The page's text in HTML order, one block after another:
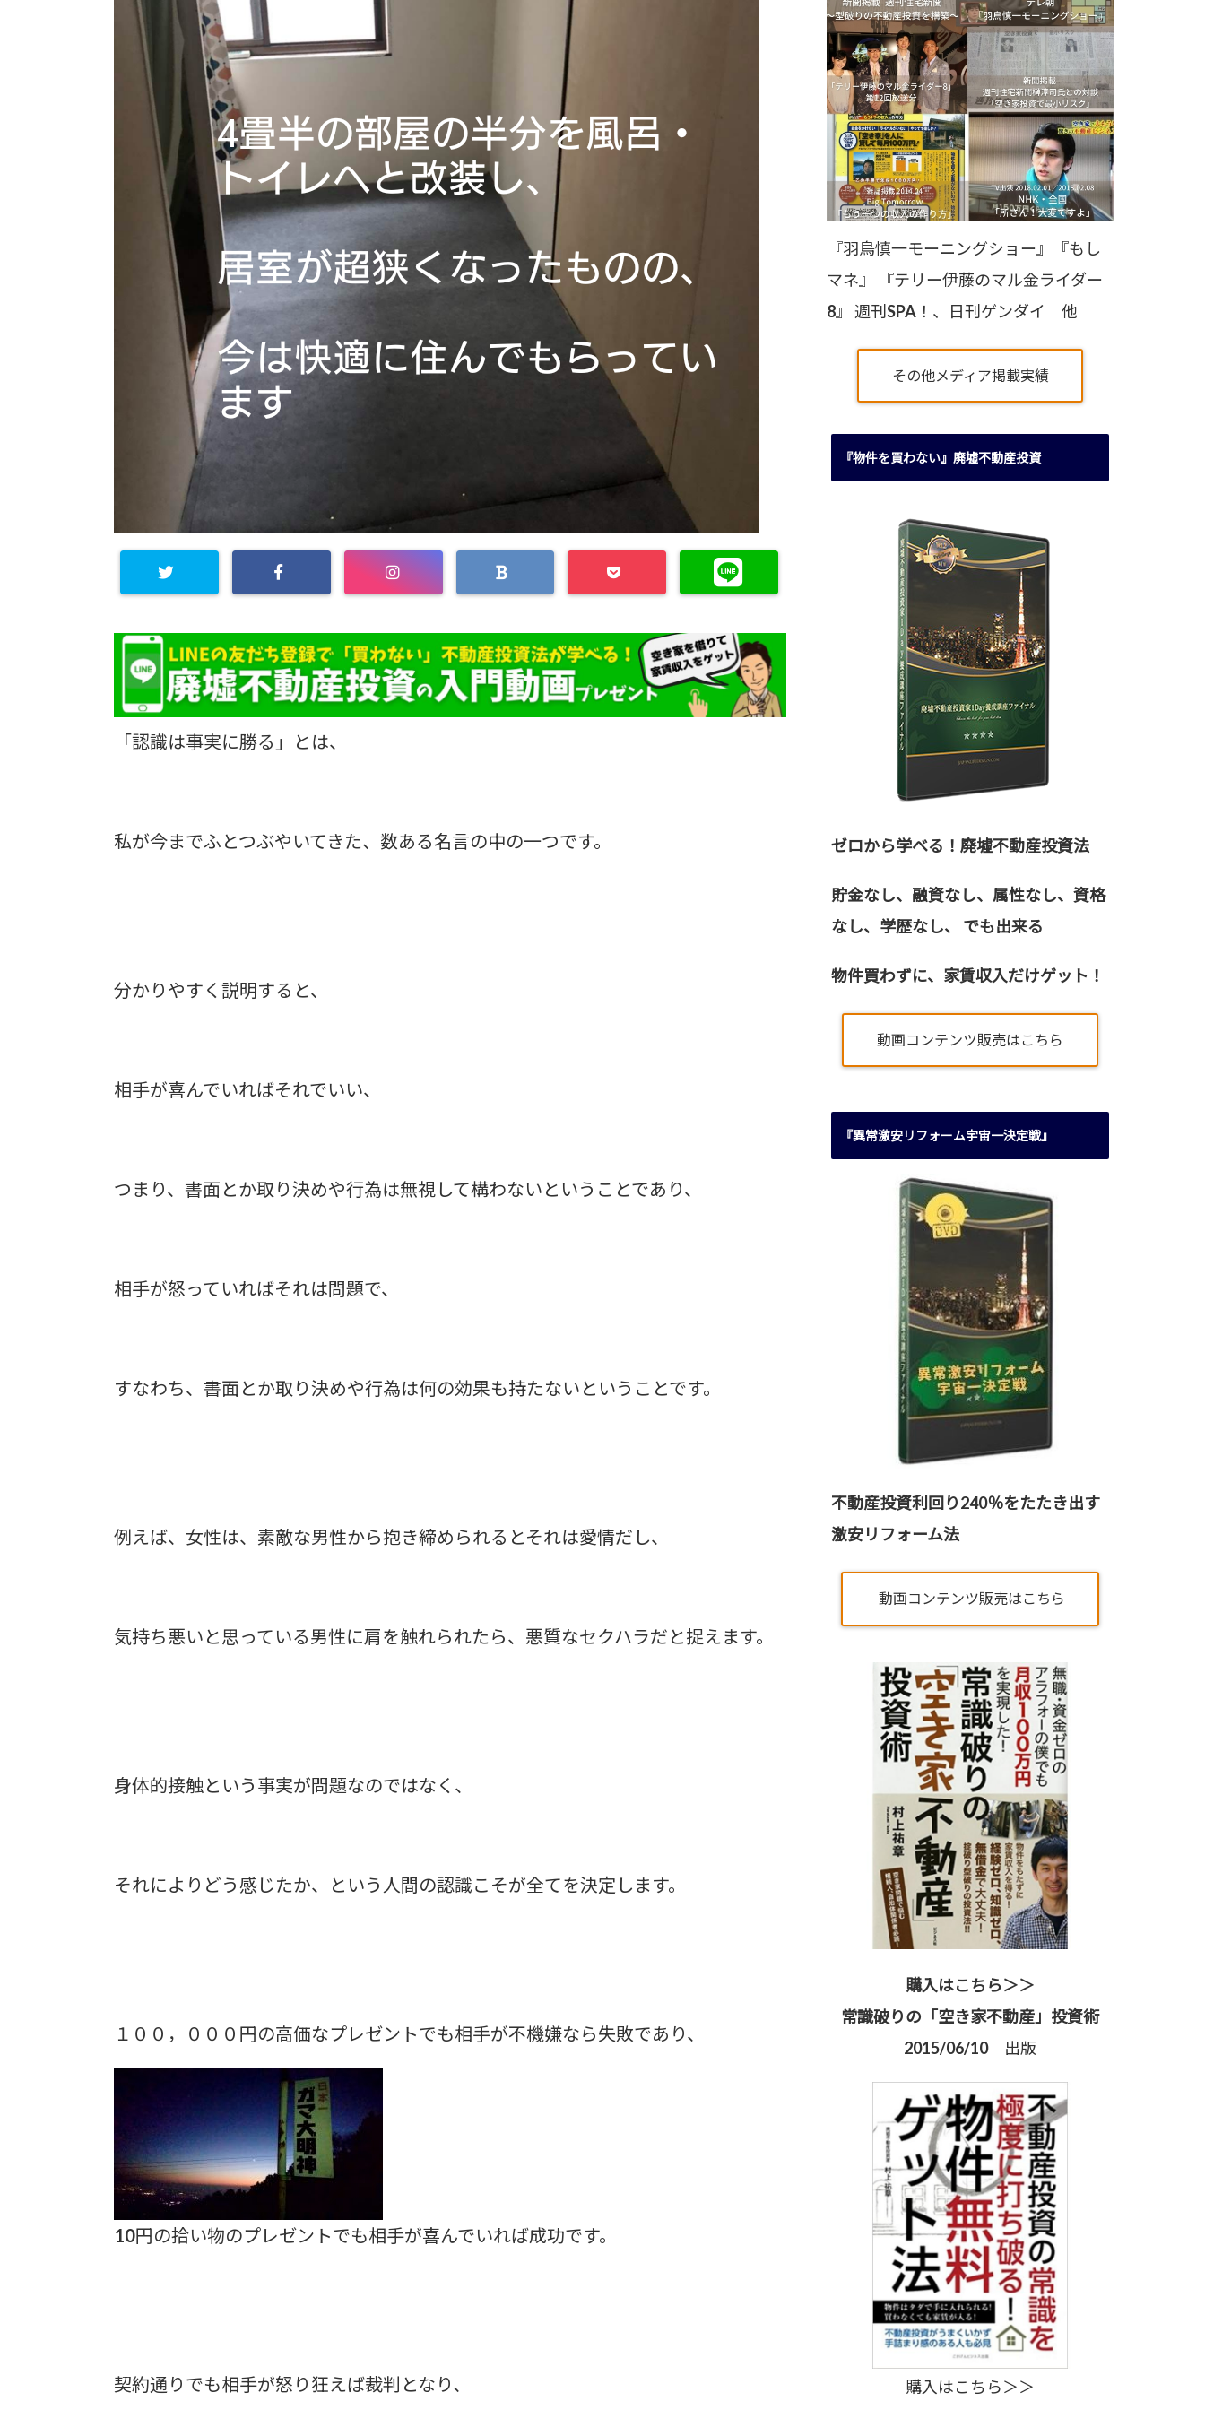
「認識は事実に勝る」とは、
私が今までふとつぶやいてきた、数ある名言の中の一つです。
分かりやすく説明すると、
相手が喜んでいればそれでいい、
つまり、書面とか取り決めや行為は無視して構わないということであり、
相手が怒っていればそれは問題で、
すなわち、書面とか取り決めや行為は何の効果も持たないということです。
例えば、女性は、素敵な男性から抱き締められるとそれは愛情だし、
気持ち悪いと思っている男性に肩を触れられたら、悪質なセクハラだと捉えます。
身体的接触という事実が問題なのではなく、
それによりどう感じたか、という人間の認識こそが全てを決定します。
１００，０００円の高価なプレゼントでも相手が不機嫌なら失敗であり、
10円の拾い物のプレゼントでも相手が喜んでいれば成功です。
契約通りでも相手が怒り狂えば裁判となり、
『羽鳥慎一モーニングショー』『もし
マネ』 『テリー伊藤のマル金ライダー
8』 週刊SPA！、日刊ゲンダイ 他
その他メディア掲載実績
『物件を買わない』廃墟不動産投資
ゼロから学べる！廃墟不動産投資法
貯金なし、融資なし、属性なし、資格
なし、 学歴なし、 でも出来る
物件買わずに、家賃収入だけゲット！
動画コンテンツ販売はこちら
『異常激安リフォーム宇宙一決定戦』
不動産投資利回り240％をたたき出す
激安リフォーム法
動画コンテンツ販売はこちら
購入はこちら＞＞
常識破りの「空き家不動産」投資術
2015/06/10 出版
購入はこちら＞＞